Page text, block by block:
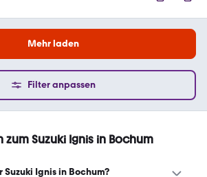
Mehr laden
Filter anpassen
zum Suzuki Ignis in Bochum
Ignis in Bochum?